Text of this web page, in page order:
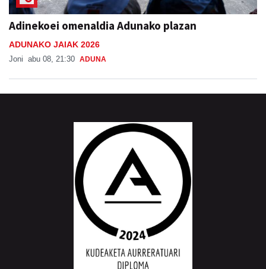
Adinekoei omenaldia Adunako plazan
ADUNAKO JAIAK 2026
Joni abu 08, 21:30 ADUNA